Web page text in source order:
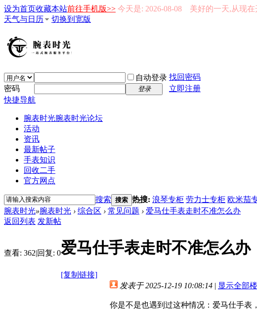
设为首页收藏本站前往手机版>> 今天是: 2026-08-08 美好的一天,从现在
天气与日历
切换到宽版
自动登录 找回密码
密码
登录
立即注册
快捷导航
腕表时光腕表时光论坛
活动
资讯
最新帖子
手表知识
回收二手
官方网点
搜索 搜索 热搜: 浪琴专柜 劳力士专柜 欧米茄
腕表时光»腕表时光 › 综合区 › 常见问题 › 爱马仕手表走时不准怎么办
返回列表 发新帖
查看: 362|回复: 0爱马仕手表走时不准怎么办
[复制链接]
发表于 2025-12-19 10:08:14 | 显示全部
你是不是也遇到过这种情况：爱马仕手表